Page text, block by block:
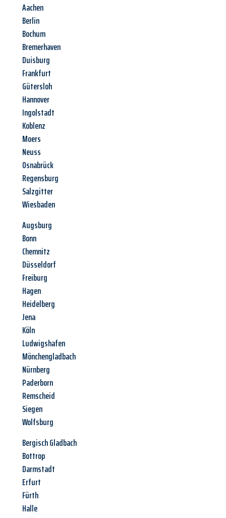
Aachen
Berlin
Bochum
Bremerhaven
Duisburg
Frankfurt
Gütersloh
Hannover
Ingolstadt
Koblenz
Moers
Neuss
Osnabrück
Regensburg
Salzgitter
Wiesbaden
Augsburg
Bonn
Chemnitz
Düsseldorf
Freiburg
Hagen
Heidelberg
Jena
Köln
Ludwigshafen
Mönchengladbach
Nürnberg
Paderborn
Remscheid
Siegen
Wolfsburg
Bergisch Gladbach
Bottrop
Darmstadt
Erfurt
Fürth
Halle